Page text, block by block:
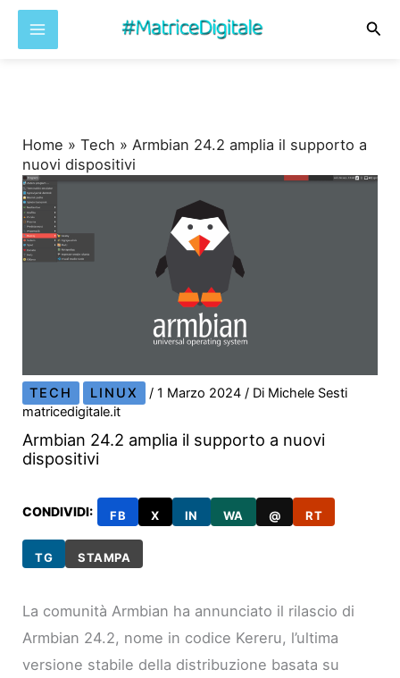
Home »Tech »Armbian 24.2 amplia il supporto a
nuovi dispositivi
TECH LINUX /1 Marzo 2024/ Di Michele Sesti
matricedigitale.it
Armbian 24.2 amplia il supporto a nuovi
dispositivi
CONDIVIDI: FB X IN WA @ RT
TG STAMPA
La comunità Armbian ha annunciato il rilascio di
Armbian 24.2, nome in codice Kereru, l’ultima
versione stabile della distribuzione basata su